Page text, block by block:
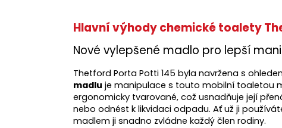
Hlavní výhody chemické toalety
Nové vylepšené madlo pro lepší
Thetford Porta Potti 145 byla navržena s
madlu je manipulace s touto mobilní toaletou
ergonomicky tvarované, což usnadňuje její
nebo odnést k likvidaci odpadu. Ať už ji
madlem ji snadno zvládne každý člen rodiny.